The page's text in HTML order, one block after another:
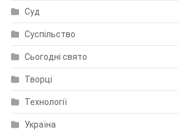
Суд
Суспільство
Сьогодні свято
Творці
Технології
Україна